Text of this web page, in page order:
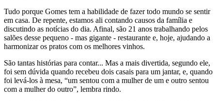
Tudo porque Gomes tem a habilidade de fazer todo mundo se sentir
em casa. De repente, estamos ali contando causos da família e
discutindo as notícias do dia. Afinal, são 21 anos trabalhando pelos
salões desse pequeno - mas gigante - restaurante e, hoje, ajudando a
harmonizar os pratos com os melhores vinhos.
São tantas histórias para contar... Mas a mais divertida, segundo ele,
foi sem dúvida quando recebeu dois casais para um jantar, e, quando
foi levá-los à mesa, “um sentou com a mulher de um e outro sentou
com a mulher do outro”, lembra rindo.